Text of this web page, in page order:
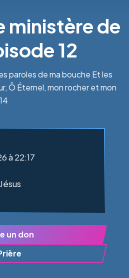
ministère de
12
paroles de ma bouche Et les
Ô Éternel, mon rocher et mon
à 22:17
un don